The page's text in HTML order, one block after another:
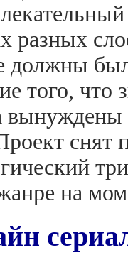
разных
должны
того,
на